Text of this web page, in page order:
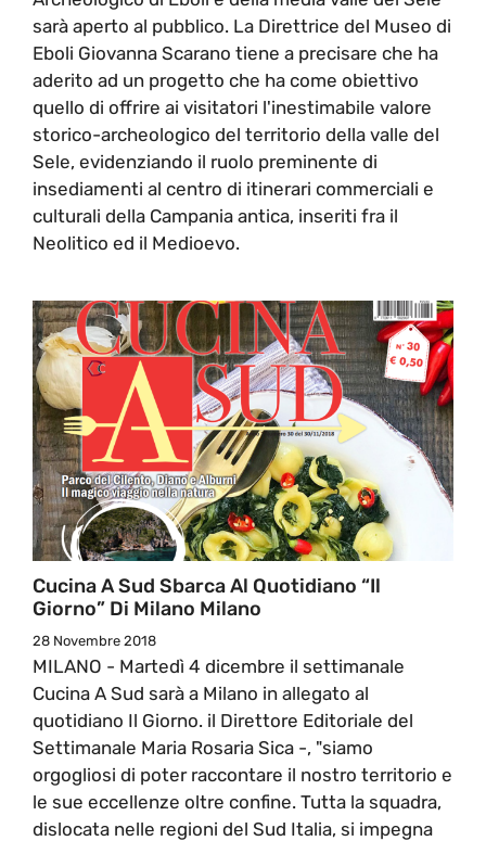
sarà aperto al pubblico. La Direttrice del Museo di
Eboli Giovanna Scarano tiene a precisare che ha
aderito ad un progetto che ha come obiettivo
quello di offrire ai visitatori l'inestimabile valore
storico-archeologico del territorio della valle del
Sele, evidenziando il ruolo preminente di
insediamenti al centro di itinerari commerciali e
culturali della Campania antica, inseriti fra il
Neolitico ed il Medioevo.
Cucina A Sud Sbarca Al Quotidiano “Il
Giorno” Di Milano Milano
28 Novembre 2018
MILANO - Martedì 4 dicembre il settimanale
Cucina A Sud sarà a Milano in allegato al
quotidiano Il Giorno. il Direttore Editoriale del
Settimanale Maria Rosaria Sica -, "siamo
orgogliosi di poter raccontare il nostro territorio e
le sue eccellenze oltre confine. Tutta la squadra,
dislocata nelle regioni del Sud Italia, si impegna